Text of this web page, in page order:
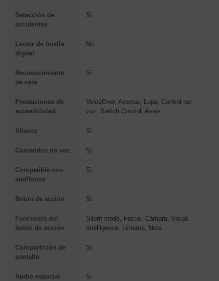
Detección de
accidentes
Si
Lector de huella
digital
No
Reconocimiento
de cara
Si
Prestaciones de
accesibilidad
VoiceOver, Acercar, Lupa, Control por
voz, Switch Control, Assis
Altavoz Si
Comandos de voz Si
Compatible con
audífonos
Si
Botón de acción Si
Funciones del
botón de acción
Silent mode, Focus, Cámara, Visual
Intelligence, Linterna, Nota
Compartición de
pantalla
Si
Audio espacial Si